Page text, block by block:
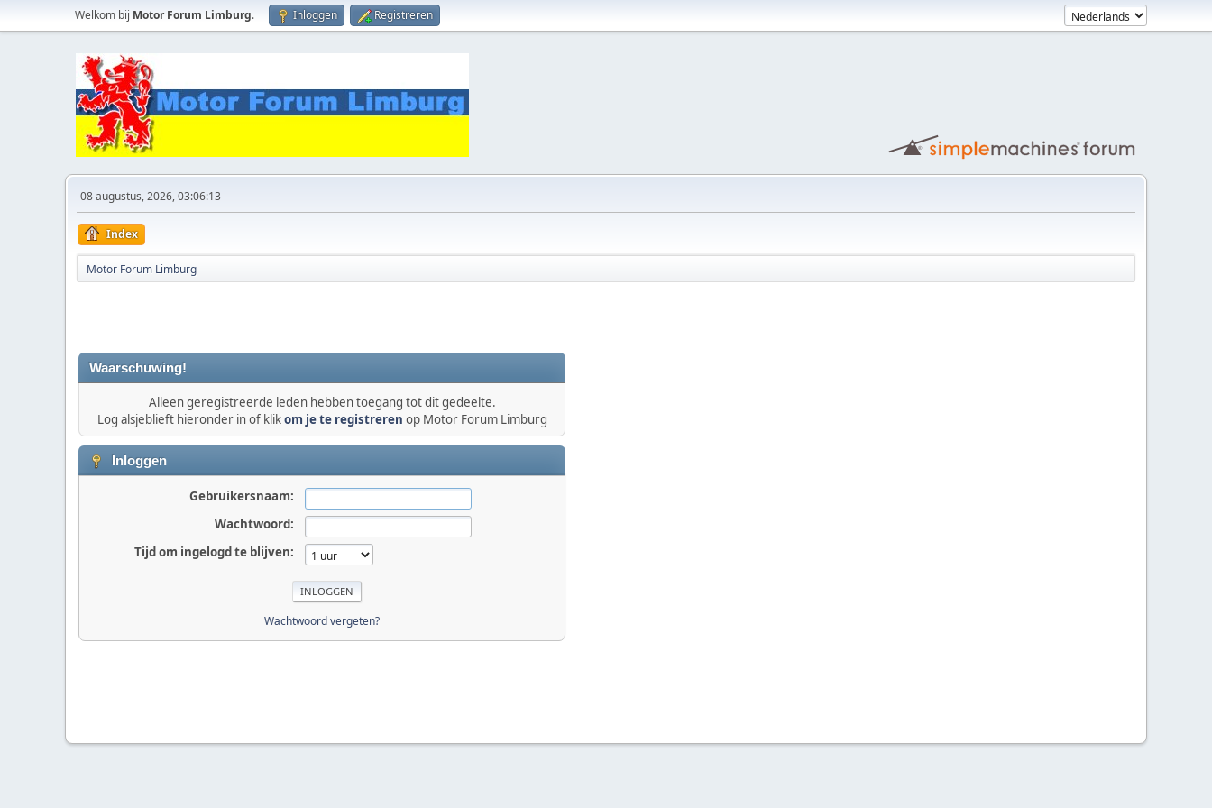
Welkom bij Motor Forum Limburg. Inloggen Registreren
08 augustus, 2026, 03:06:13
Index
Motor Forum Limburg
Waarschuwing!
Alleen geregistreerde leden hebben toegang tot dit gedeelte.
Log alsjeblieft hieronder in of klikom je te registreren op Motor Forum Limburg
Inloggen
Gebruikersnaam:
Wachtwoord:
Tijd om ingelogd te blijven:
Wachtwoord vergeten?